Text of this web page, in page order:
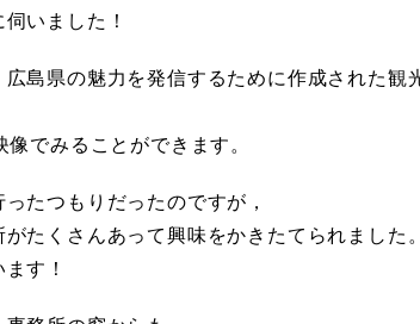
いました！
島県の魅力を発信するために作成された観
でみることができます。
たつもりだったのですが，
たくさんあって興味をかきたてられました。
す！